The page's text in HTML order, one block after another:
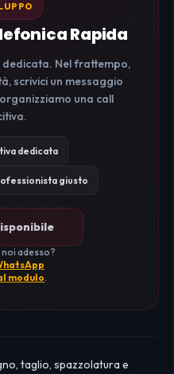
Rapida
Nel frattempo,
scrivici un messaggio
una call
dedicata
giusto
adesso?
modulo.
taglio, spazzolatura e